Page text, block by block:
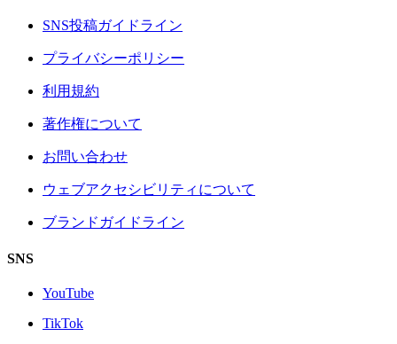
SNS投稿ガイドライン
プライバシーポリシー
利用規約
著作権について
お問い合わせ
ウェブアクセシビリティについて
ブランドガイドライン
SNS
YouTube
TikTok